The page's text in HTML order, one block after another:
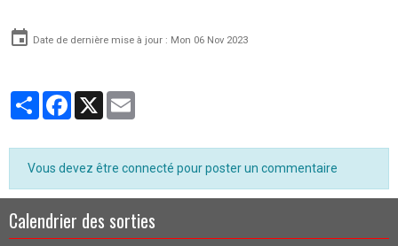
Date de dernière mise à jour : Mon 06 Nov 2023
PartagerFacebook
X
Vous devez être connecté pour poster un commentaire
Calendrier des sorties